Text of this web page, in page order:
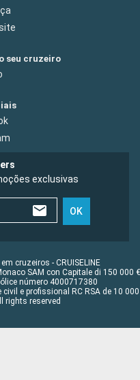
seu cruzeiro
exclusivas
OK
cruzeiros - CRUISELINE
SAM con Capitale di 150 000 €
número 4000717380
e profissional RC RSA de 10 000
rights reserved